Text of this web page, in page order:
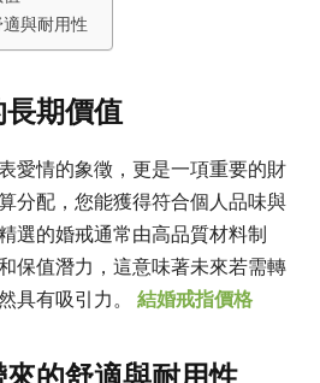
與耐用性
期價值
愛情的象徵，更是一項重要的財
分配，您能獲得符合個人品味與
選的婚戒通常由高品質材料制
保值潛力，這意味著未來若需轉
具有吸引力。 結婚戒指價格
的舒適與耐用性